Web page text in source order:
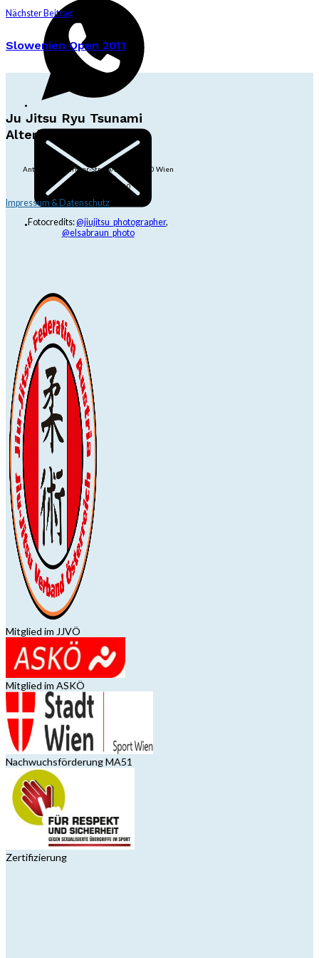
Nächster Beitrag
Slowenien Open 2011
Ju Jitsu Ryu Tsunami
Alterlaa
Anton-Baumgartner-Str. 44/B8/01, 1230 Wien
dojo@jjrt.at
+43 6991 171 81 60
Impressum & Datenschutz
Fotocredits:@jiujitsu_photographer,
@elsabraun_photo
Mitglied im JJVÖ
Mitglied im ASKÖ
Nachwuchsförderung MA51
Zertifizierung